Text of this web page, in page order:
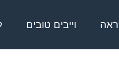
וייבים טובים